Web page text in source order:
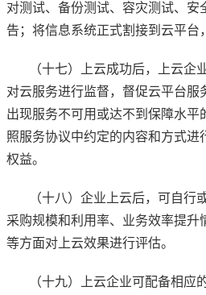
对测试、备份测试、容灾测试、安
告；将信息系统正式割接到云平台
（十七）上云成功后，上云企
对云服务进行监督，督促云平台服
出现服务不可用或达不到保障水平
照服务协议中约定的内容和方式进
权益。
（十八）企业上云后，可自行
采购规模和利用率、业务效率提升
等方面对上云效果进行评估。
（十九）上云企业可配备相应